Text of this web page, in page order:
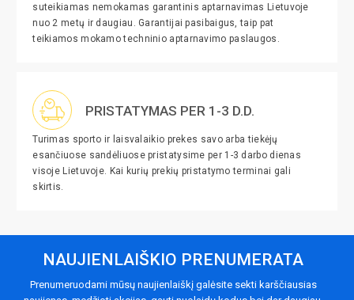
suteikiamas nemokamas garantinis aptarnavimas Lietuvoje
nuo 2 metų ir daugiau. Garantijai pasibaigus, taip pat
teikiamos mokamo techninio aptarnavimo paslaugos.
PRISTATYMAS PER 1-3 D.D.
Turimas sporto ir laisvalaikio prekes savo arba tiekėjų
esančiuose sandėliuose pristatysime per 1-3 darbo dienas
visoje Lietuvoje. Kai kurių prekių pristatymo terminai gali
skirtis.
NAUJIENLAIŠKIO PRENUMERATA
Prenumeruodami mūsų naujienlaiškį galėsite sekti karščiausias